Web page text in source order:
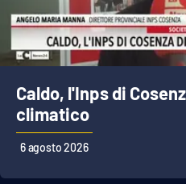
LaC Network
LaC OnAir
EDIZIONI
LOCALI
Catanzaro
Caldo, l'Inps di
climatico
6 agosto 2026